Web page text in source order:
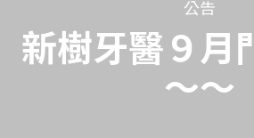
公告
新樹牙醫９月
～～